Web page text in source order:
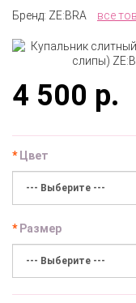
Бренд: ZE:BRA все
4 500 р.
Цвет
Размер